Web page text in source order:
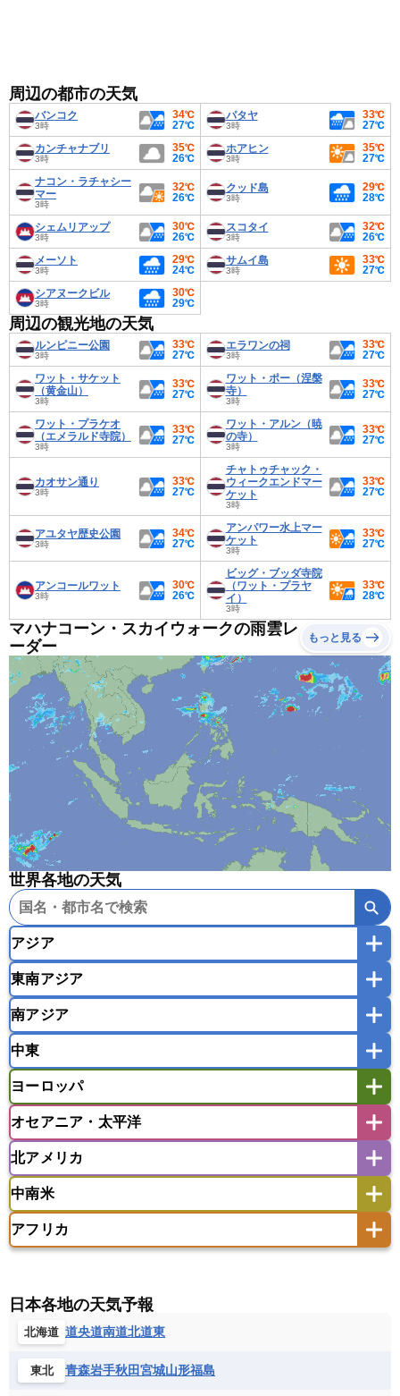
周辺の都市の天気
バンコク
3時
34℃
27℃
パタヤ
3時
33℃
27℃
カンチャナブリ
3時
35℃
26℃
ホアヒン
3時
35℃
27℃
ナコン・ラチャシー
マー
3時
32℃
26℃
クッド島
3時
29℃
28℃
シェムリアップ
3時
30℃
26℃
スコタイ
3時
32℃
26℃
メーソト
3時
29℃
24℃
サムイ島
3時
33℃
27℃
シアヌークビル
3時
30℃
29℃
周辺の観光地の天気
ルンピニー公園
3時
33℃
27℃
エラワンの祠
3時
33℃
27℃
ワット・サケット
（黄金山）
3時
33℃
27℃
ワット・ポー（涅槃
寺）
3時
33℃
27℃
ワット・プラケオ
（エメラルド寺院）
3時
33℃
27℃
ワット・アルン（暁
の寺）
3時
33℃
27℃
カオサン通り
3時
33℃
27℃
チャトゥチャック・
ウィークエンドマー
ケット
3時
33℃
27℃
アユタヤ歴史公園
3時
34℃
27℃
アンパワー水上マー
ケット
3時
33℃
27℃
アンコールワット
3時
30℃
26℃
ビッグ・ブッダ寺院
（ワット・プラヤ
イ）
3時
33℃
28℃
マハナコーン・スカイウォークの雨雲レ
ーダー
もっと見る
世界各地の天気
アジア
韓国
モンゴル
東南アジア
インドネシア
マレーシア
ミャンマー
ラオス人民民主共和国
東ティモール民主共和国
南アジア
バングラデシュ
モルディブ
中東
アフガニスタン
イスラエル
ウズベキスタン
オマーン
カザフスタン
カタール
キプロス
キルギス
タジキスタン
バーレーン
ヨルダン レバノン
ヨーロッパ
アイスランド
アゼルバイジャン
イギリス
イタリア
ウクライナ
エストニア
オランダ
オーストリア
ギリシャ
スロバキア
スロベニア共和国
チェコ
デンマーク
フランス
オセアニア・太平洋
アメリカ領サモア
サモア独立国
ソロモン諸島
タヒチ
ツバル
トンガ ナウル共和国
ニウエ
バヌアツ
パプアニューギニア
ワリス・フテュナ
北アメリカ
バーミューダ諸島
中南米
アメリカ領バージン諸島
キューバ
グアテマラ
グレナダ
ケイマン諸島
コロンビア
ジャマイカ
セントクリストファー・ネービス
アフリカ
エジプト
エスワティニ王国
エリトリア国
カメルーン
ギニアビサウ共和国
ケニア
日本各地の天気予報
北海道 道央道南道北道東
東北 青森岩手秋田宮城山形福島